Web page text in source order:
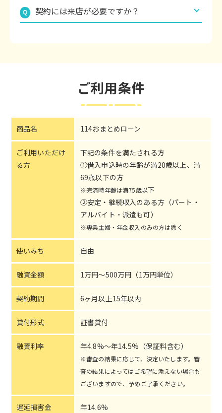
最長15年（180回）まで可能です。
Q
契約には来店が必要ですか？
ご利用条件
商品名 114おまとめローン
ご利用いただけ
る方
下記の条件を満たされる方
①借入申込時の年齢が満20歳以上、満
69歳以下の方
※完済時年齢は満75歳以下
②安定・継続収入のある方（パート・
アルバイト・派遣も可）
※専業主婦・年金収入のみの方は除く
使いみち 自由
融資金額 1万円〜500万円（1万円単位）
契約期間 6ヶ月以上15年以内
貸付形式 証書貸付
融資利率 年4.8%～年14.5%（保証料含む）
※審査の結果に応じて、決定いたします。審
査の結果によってはご希望に添えない場合も
ございますので、予めご了承ください。
遅延損害金 年14.6%